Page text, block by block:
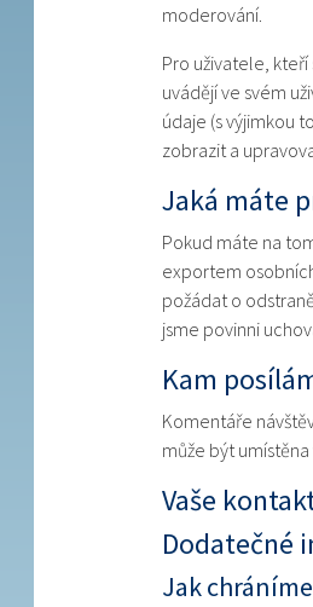
moderování.
Pro uživatele,
uvádějí ve svém
údaje (s výjimkou
zobrazit a
Jaká máte
Pokud máte na
exportem
požádat o
jsme povinni
Kam
Komentáře
může být umístěna
Vaše
Dodatečné
Jak